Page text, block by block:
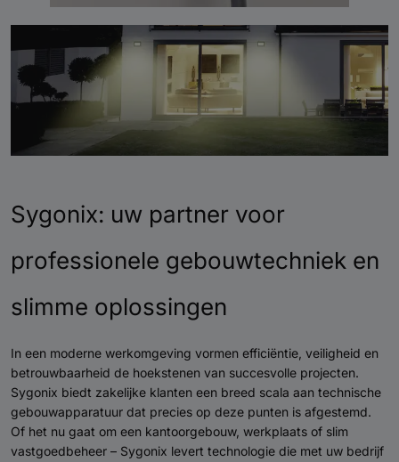
Sygonix: uw partner voor
professionele gebouwtechniek en
slimme oplossingen
In een moderne werkomgeving vormen efficiëntie, veiligheid en
betrouwbaarheid de hoekstenen van succesvolle projecten.
Sygonix biedt zakelijke klanten een breed scala aan technische
gebouwapparatuur dat precies op deze punten is afgestemd.
Of het nu gaat om een kantoorgebouw, werkplaats of slim
vastgoedbeheer – Sygonix levert technologie die met uw bedrijf